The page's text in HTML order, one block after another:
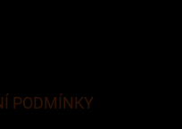
PODMÍNKY